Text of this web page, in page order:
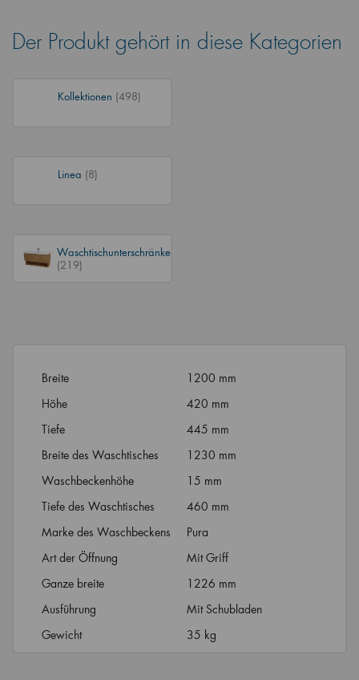
Der Produkt gehört in diese Kategorien
Kollektionen (498)
Linea (8)
Waschtischunterschränke
(219)
Breite
1200 mm
Höhe
420 mm
Tiefe
445 mm
Breite des Waschtisches
1230 mm
Waschbeckenhöhe
15 mm
Tiefe des Waschtisches
460 mm
Marke des Waschbeckens
Pura
Art der Öffnung
Mit Griff
Ganze breite
1226 mm
Ausführung
Mit Schubladen
Gewicht
35 kg